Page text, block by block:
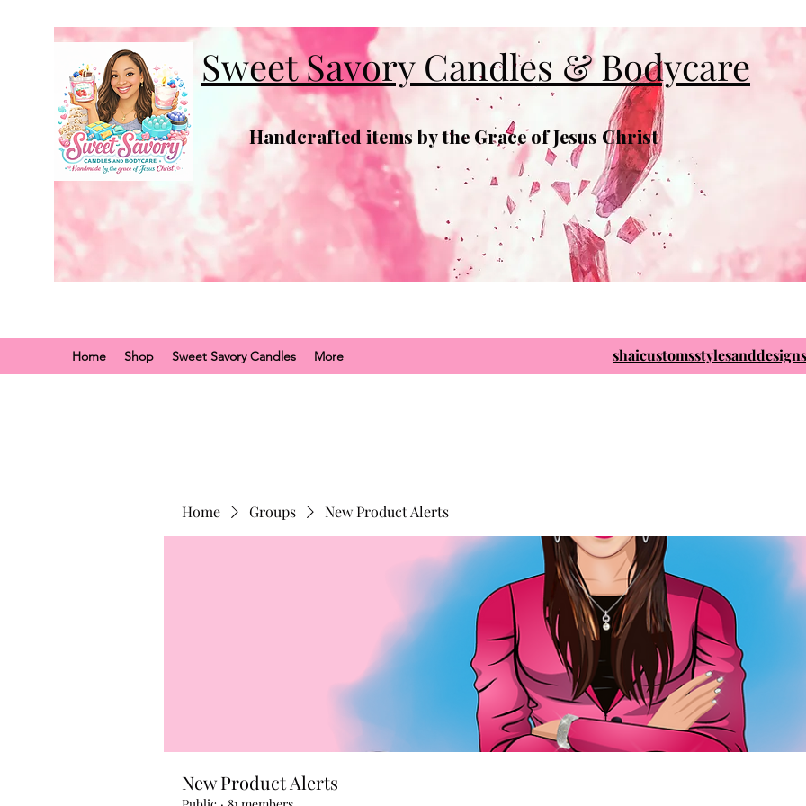
Sweet Savory Candles & Bodycare
Handcrafted items by the Grace of Jesus Christ
Home Shop Sweet Savory Candles More
Home Groups New Product Alerts
New Product Alerts